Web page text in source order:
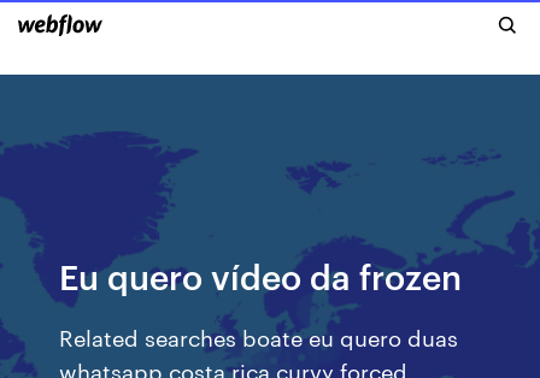
Eu quero vídeo da frozen
Related searches boate eu quero duas
whatsapp costa rica curvy forced